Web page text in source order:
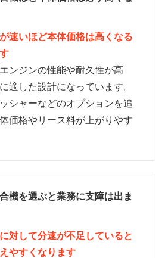
速いほど本体価格は高くなる
ンジンの性能や耐久性が高
適した設計になっています。
シャーなどのオプションを追
価格やリース料が上がりやす
機を選ぶと業務に支障は出ま
対して分速が不足していると
やすくなります